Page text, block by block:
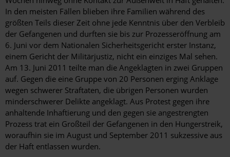
In den meisten Fällen blieben ihre Familien während des
größten Teils dieser Zeit ohne jede Kenntnis über den Verbleib
der Gefangenen und durften sie bis zur Prozesseröffnung am
6. Juni vor dem Nationalen Sicherheitsgericht erster Instanz,
einem Gericht der Militärjustiz, nicht ein einziges Mal sehen.
Am 13. Juni 2011 teilte man die Angeklagten in zwei Gruppen
auf. Gegen die eine Gruppe von 20 Personen erging Anklage
wegen schwerer Straftaten, die übrigen Personen wurden
minderschwerer Delikte angeklagt. Aus Protest gegen ihre
anhaltende Inhaftierung und den gegen sie angestrengten
Prozess trat ein Großteil der Gefangenen in den Hungerstreik,
woraufhin sie im August und September 2011 sukzessive aus
der Haft entlassen wurden.